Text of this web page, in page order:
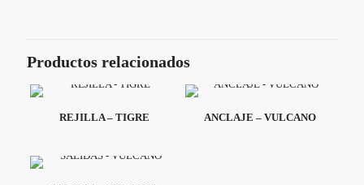
Productos relacionados
REJILLA – TIGRE ANCLAJE – VULCANO